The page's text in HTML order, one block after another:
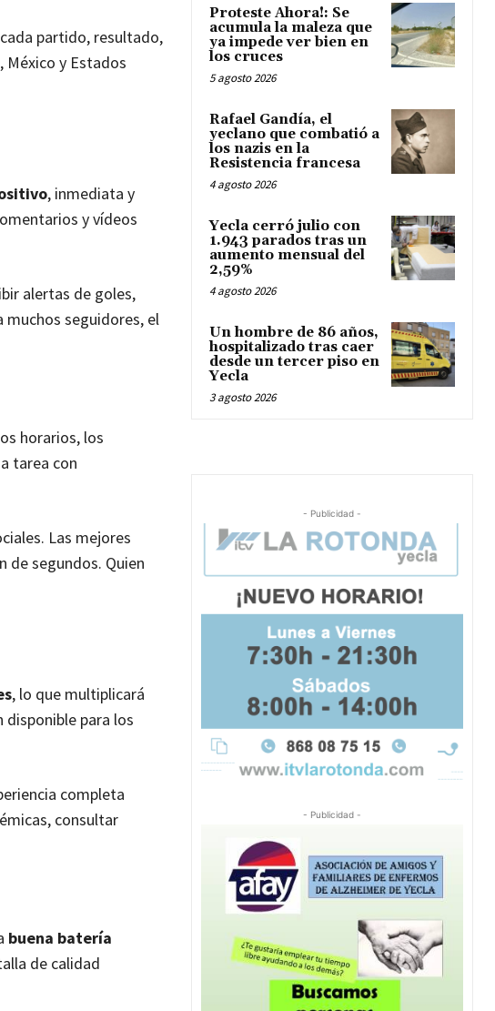
partido, resultado,
México y Estados
, inmediata y
y vídeos
alertas de goles,
muchos seguidores, el
horarios, los
tarea con
Las mejores
de segundos. Quien
, lo que multiplicará
para los
completa
consultar
buena batería
de calidad
Proteste Ahora!: Se
acumula la maleza que
ya impede ver bien en
los cruces
5 agosto 2026
Rafael Gandía, el
yeclano que combatió a
los nazis en la
Resistencia francesa
4 agosto 2026
Yecla cerró julio con
1.943 parados tras un
aumento mensual del
2,59%
4 agosto 2026
Un hombre de 86 años,
hospitalizado tras caer
desde un tercer piso en
Yecla
3 agosto 2026
- Publicidad -
- Publicidad -